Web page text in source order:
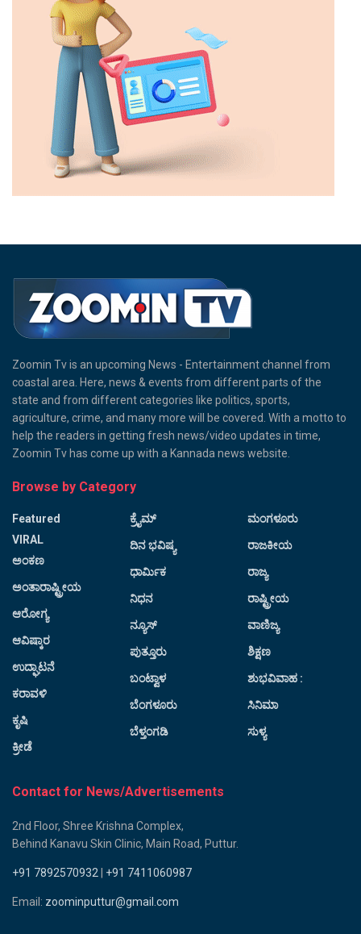
Zoomin Tv is an upcoming News - Entertainment channel from
coastal area. Here, news & events from different parts of the
state and from different categories like politics, sports,
agriculture, crime, and many more will be covered. With a motto to
help the readers in getting fresh news/video updates in time,
Zoomin Tv has come up with a Kannada news website.
Browse by Category
Featured
VIRAL
ಅಂಕಣ
ಅಂತಾರಾಷ್ಟ್ರೀಯ
ಆರೋಗ್ಯ
ಆವಿಷ್ಕಾರ
ಉದ್ಘಾಟನೆ
ಕರಾವಳಿ
ಕೃಷಿ
ಕ್ರೀಡೆ
ಕ್ರೈಮ್
ದಿನ ಭವಿಷ್ಯ
ಧಾರ್ಮಿಕ
ನಿಧನ
ನ್ಯೂಸ್
ಪುತ್ತೂರು
ಬಂಟ್ವಾಳ
ಬೆಂಗಳೂರು
ಬೆಳ್ತಂಗಡಿ
ಮಂಗಳೂರು
ರಾಜಕೀಯ
ರಾಜ್ಯ
ರಾಷ್ಟ್ರೀಯ
ವಾಣಿಜ್ಯ
ಶಿಕ್ಷಣ
ಶುಭವಿವಾಹ :
ಸಿನಿಮಾ
ಸುಳ್ಯ
Contact for News/Advertisements
2nd Floor, Shree Krishna Complex,
Behind Kanavu Skin Clinic, Main Road, Puttur.
+91 7892570932 | +91 7411060987
Email: zoominputtur@gmail.com